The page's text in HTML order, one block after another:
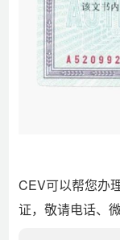
CEV可以帮您办
证，敬请电话、